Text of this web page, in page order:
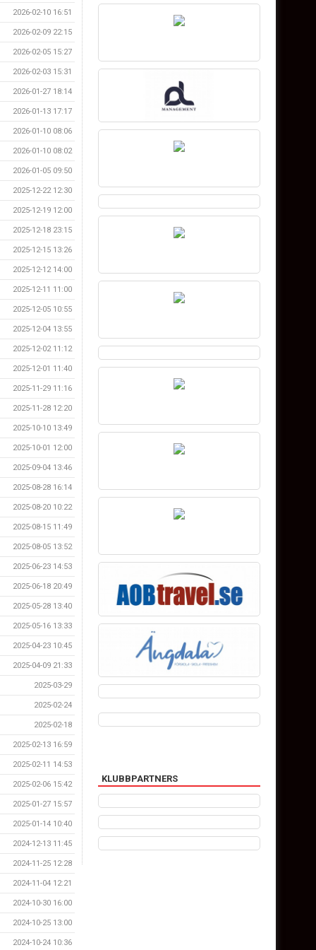
2026-02-10 16:51
2026-02-09 22:15
2026-02-05 15:27
2026-02-03 15:31
2026-01-27 18:14
2026-01-13 17:17
2026-01-10 08:06
2026-01-10 08:02
2026-01-05 09:50
2025-12-22 12:30
2025-12-19 12:00
2025-12-18 23:15
2025-12-15 13:26
2025-12-12 14:00
2025-12-11 11:00
2025-12-05 10:55
2025-12-04 13:55
2025-12-02 11:12
2025-12-01 11:40
2025-11-29 11:16
2025-11-28 12:20
2025-10-10 13:49
2025-10-01 12:00
2025-09-04 13:46
2025-08-28 16:14
2025-08-20 10:22
2025-08-15 11:49
2025-08-05 13:52
2025-06-23 14:53
2025-06-18 20:49
2025-05-28 13:40
2025-05-16 13:33
2025-04-23 10:45
2025-04-09 21:33
2025-03-29
2025-02-24
2025-02-18
2025-02-13 16:59
2025-02-11 14:53
2025-02-06 15:42
2025-01-27 15:57
2025-01-14 10:40
2024-12-13 11:45
2024-11-25 12:28
2024-11-04 12:21
2024-10-30 16:00
2024-10-25 13:00
2024-10-24 10:36
KLUBBPARTNERS